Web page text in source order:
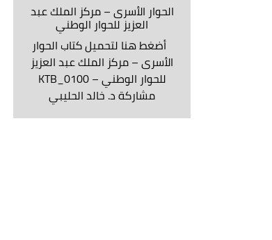
الحوار الأسرى – مركز الملك عبد
العزيز للحوار الوطني
أضغط هنا لتحميل كتاب الحوار
الأسرى – مركز الملك عبد العزيز
للحوار الوطني – KTB_0100
مشاركة د. خالد الحليبي